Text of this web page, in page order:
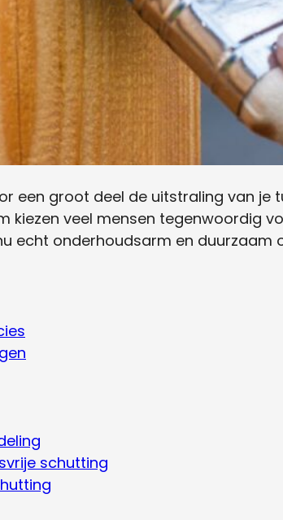
een groot deel de uitstraling van je
kiezen veel mensen tegenwoordig
echt onderhoudsarm en duurzaam
schutting